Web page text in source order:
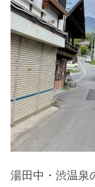
湯田中・渋温泉